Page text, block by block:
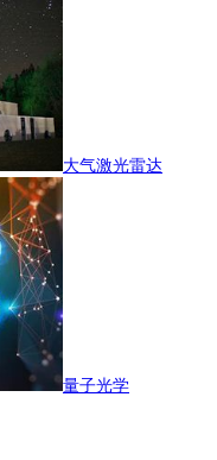
大气激光雷达
量子光学